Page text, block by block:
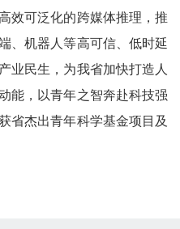
效可泛化的跨媒体推理，推
、机器人等高可信、低时延
业民生，为我省加快打造人
能，以青年之智奔赴科技强
省杰出青年科学基金项目及